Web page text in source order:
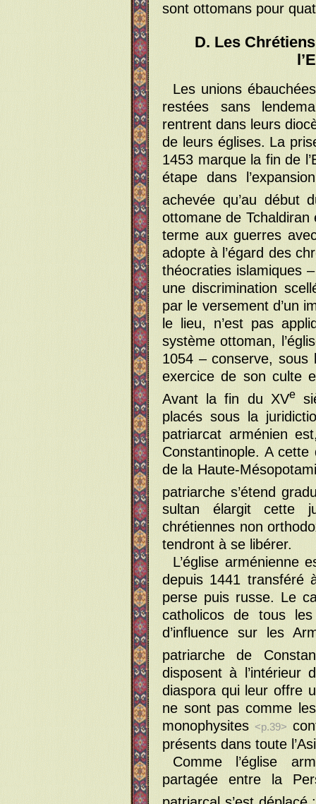
sont ottomans pour
D. Les
Les unions
restées sans
rentrent dans leurs
de leurs églises. La
1453 marque la fin de
étape dans
achevée qu’au début
ottomane de
terme aux guerres
adopte à l’égard des
théocraties islamiques
une discrimination
par le versement d’un
le lieu, n’est pas
système ottoman,
1054 – conserve, sous
exercice de son culte
Avant la fin du XVe
placés sous la
patriarcat arménien
Constantinople. A
de la Haute-
patriarche s’étend
sultan élargit cette
chrétiennes non
tendront à se libérer.
L’église arménienne
depuis 1441 transféré
perse puis russe. Le
catholicos de tous
d’influence sur les
patriarche de
disposent à l’intérieur
diaspora qui leur offre
ne sont pas comme
monophysites <p.39>
présents dans toute
Comme l’église
partagée entre la